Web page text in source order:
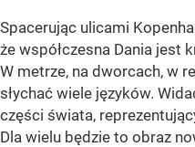
Spacerując ulicami
że współczesna Dania jest
W metrze, na dworcach, w
słychać wiele języków.
części świata,
Dla wielu będzie to obraz